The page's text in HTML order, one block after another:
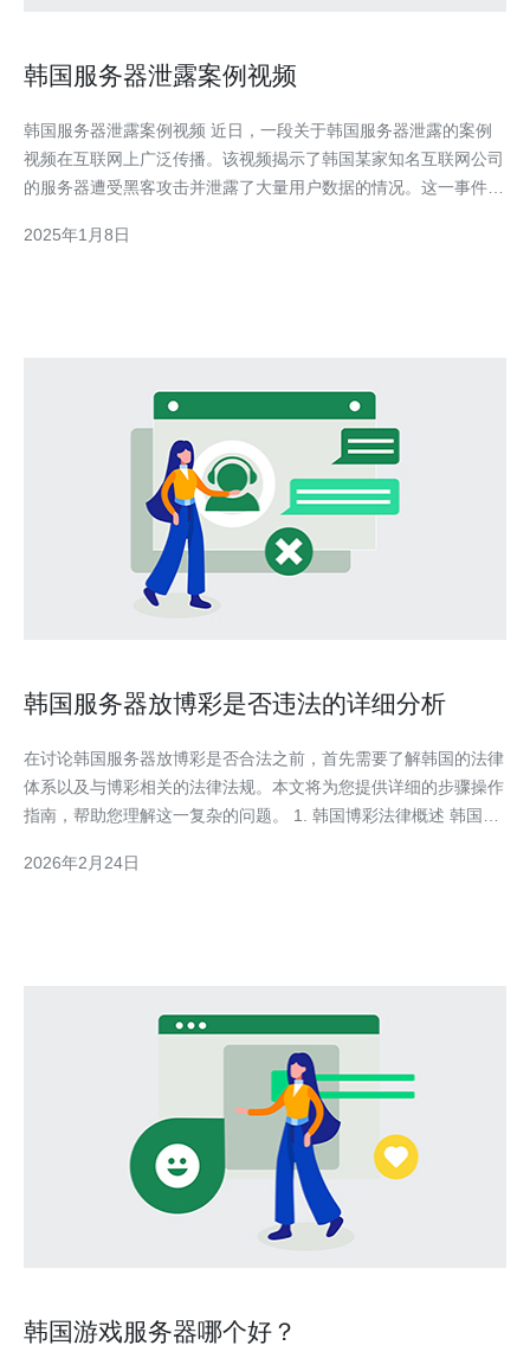
韩国服务器泄露案例视频
韩国服务器泄露案例视频 近日，一段关于韩国服务器泄露的案例
视频在互联网上广泛传播。该视频揭示了韩国某家知名互联网公司
的服务器遭受黑客攻击并泄露了大量用户数据的情况。这一事件引
频显示，黑客通过漏洞入侵了该公司的服务器，并成功获取了用户
2025年1月8日
韩国服务器放博彩是否违法的详细分析
在讨论韩国服务器放博彩是否合法之前，首先需要了解韩国的法律
体系以及与博彩相关的法律法规。本文将为您提供详细的步骤操作
指南，帮助您理解这一复杂的问题。 1. 韩国博彩法律概述 韩国的
法》所规定。大部分类型的博彩行为在韩国都是被禁止的，尤其是
2026年2月24日
韩国游戏服务器哪个好？